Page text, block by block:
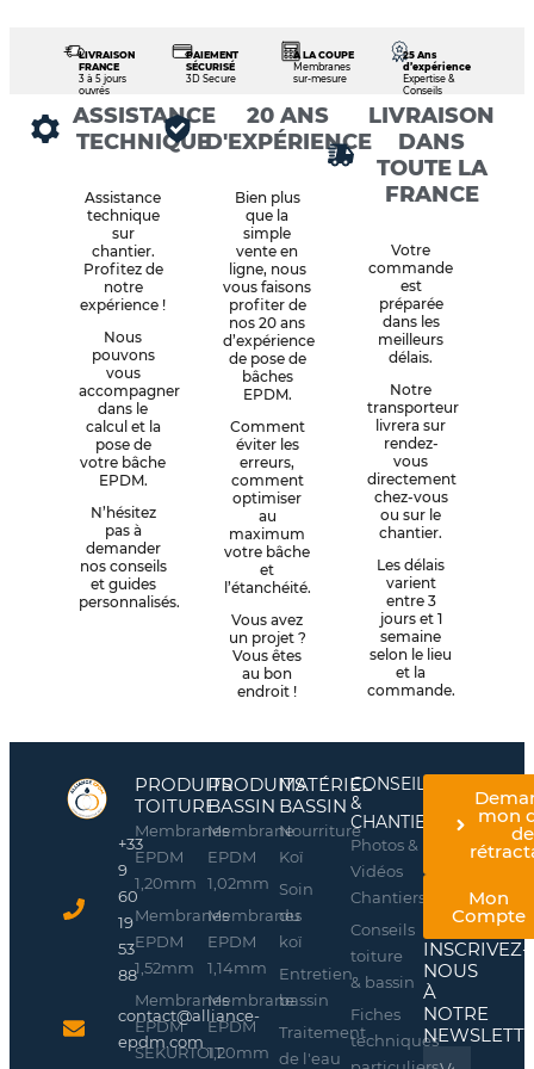
LIVRAISON
FRANCE
3 à 5 jours
ouvrés
PAIEMENT
SÉCURISÉ
3D Secure
À LA COUPE
Membranes
sur-mesure
25 Ans
d’expérience
Expertise &
Conseils
ASSISTANCE
TECHNIQUE
Assistance
technique
sur
chantier.
Profitez de
notre
expérience !
Nous
pouvons
vous
accompagner
dans le
calcul et la
pose de
votre bâche
EPDM.
N’hésitez
pas à
demander
nos conseils
et guides
personnalisés.
20 ANS
D'EXPÉRIENCE
Bien plus
que la
simple
vente en
ligne, nous
vous faisons
profiter de
nos 20 ans
d’expérience
de pose de
bâches
EPDM.
Comment
éviter les
erreurs,
comment
optimiser
au
maximum
votre bâche
et
l’étanchéité.
Vous avez
un projet ?
Vous êtes
au bon
endroit !
LIVRAISON
DANS
TOUTE LA
FRANCE
Votre
commande
est
préparée
dans les
meilleurs
délais.
Notre
transporteur
livrera sur
rendez-
vous
directement
chez-vous
ou sur le
chantier.
Les délais
varient
entre 3
jours et 1
semaine
selon le lieu
et la
commande.
+33
9
60
19
53
88
contact@alliance-
epdm.com
PRODUITS
TOITURE
Membranes
EPDM
1,20mm
Membranes
EPDM
1,52mm
Membranes
EPDM
SEKURTOIT
PRODUITS
BASSIN
Membrane
EPDM
1,02mm
Membranes
EPDM
1,14mm
Membrane
EPDM
1,20mm
MATÉRIEL
BASSIN
Nourriture
Koï
Soin
du
koï
Entretien
bassin
Traitement
de l'eau
CONSEILS
&
CHANTIERS
Photos &
Vidéos
Chantiers
Conseils
toiture
& bassin
Fiches
techniques
mon
de
Mon
Compte
INSCRIVEZ-
NOUS
À
NOTRE